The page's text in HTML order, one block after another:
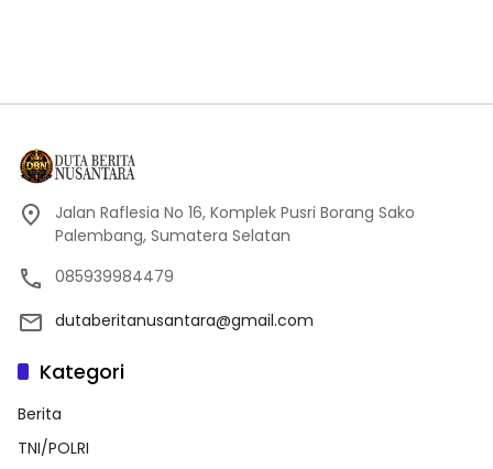
Jalan Raflesia No 16, Komplek Pusri Borang Sako
Palembang, Sumatera Selatan
085939984479
dutaberitanusantara@gmail.com
Kategori
Berita
TNI/POLRI